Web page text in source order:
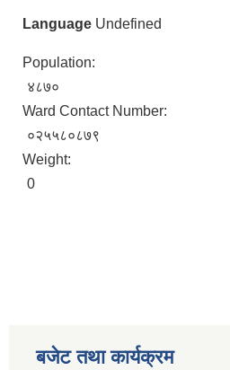
Language Undefined
Population:
४८७०
Ward Contact Number:
०२५५८०८७९
Weight:
0
बजेट तथा कार्यक्रम